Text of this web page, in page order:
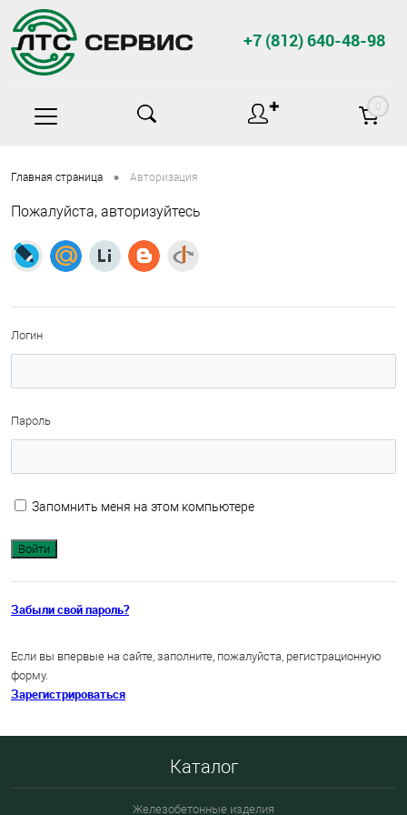
+7 (812) 640-48-98
✚ 0
Главная страница • Авторизация
Пожалуйста, авторизуйтесь
Логин
Пароль
Запомнить меня на этом компьютере
Забыли свой пароль?
Если вы впервые на сайте, заполните, пожалуйста, регистрационную
форму.
Зарегистрироваться
Каталог
Железобетонные изделия